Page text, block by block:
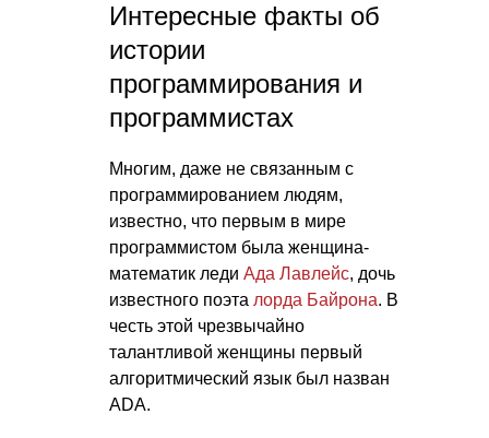
Интересные факты об
истории
программирования и
программистах
Многим, даже не связанным с
программированием людям,
известно, что первым в мире
программистом была женщина-
математик леди Ада Лавлейс, дочь
известного поэта лорда Байрона. В
честь этой чрезвычайно
талантливой женщины первый
алгоритмический язык был назван
ADA.